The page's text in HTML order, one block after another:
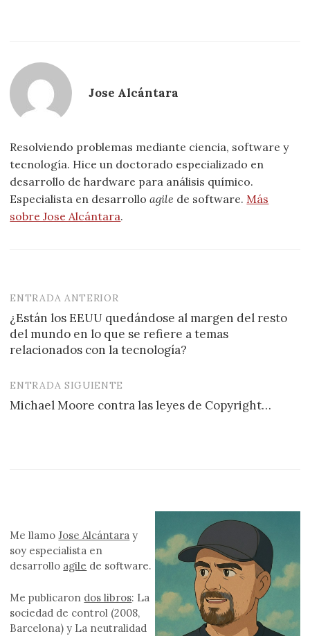
Jose Alcántara
Resolviendo problemas mediante ciencia, software y
tecnología. Hice un doctorado especializado en
desarrollo de hardware para análisis químico.
Especialista en desarrolloagile de software. Más
sobre Jose Alcántara.
Navegación
de
entradas
ENTRADA ANTERIOR
¿Están los EEUU quedándose al margen del resto
del mundo en lo que se refiere a temas
relacionados con la tecnología?
ENTRADA SIGUIENTE
Michael Moore contra las leyes de Copyright…
Me llamoJose Alcántara y
soy especialista en
desarrollo agile de software.
Me publicaron dos libros: La
sociedad de control (2008,
Barcelona) y La neutralidad